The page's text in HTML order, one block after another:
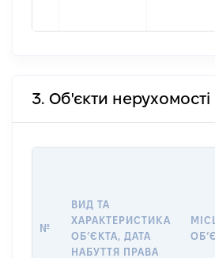
3. Об'єкти нерухомості
№
ВИД ТА
ХАРАКТЕРИСТИКА
ОБʼЄКТА, ДАТА
НАБУТТЯ ПРАВА